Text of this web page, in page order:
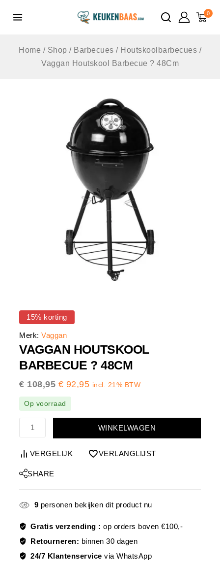
inhoud
0
Home / Shop / Barbecues / Houtskoolbarbecues /
Vaggan Houtskool Barbecue ? 48Cm
15% korting
Merk: Vaggan
VAGGAN HOUTSKOOL
BARBECUE ? 48CM
€108,95 € 92,95 incl. 21% BTW
Op voorraad
WINKELWAGEN
VERGELIJK VERLANGLIJST
SHARE
9 personen bekijken dit product nu
Gratis verzending :op orders boven €100,-
Retourneren: binnen 30 dagen
24/7 Klantenservice via WhatsApp